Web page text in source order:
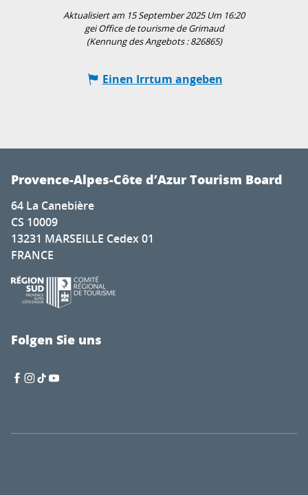
Aktualisiert am 15 September 2025 Um 16:20
gei Office de tourisme de Grimaud
(Kennung des Angebots :826865)
Einen Irrtum angeben
Provence-Alpes-Côte d’Azur Tourism Board
64 La Canebière
CS 10009
13231 MARSEILLE Cedex 01
FRANCE
Folgen Sie uns